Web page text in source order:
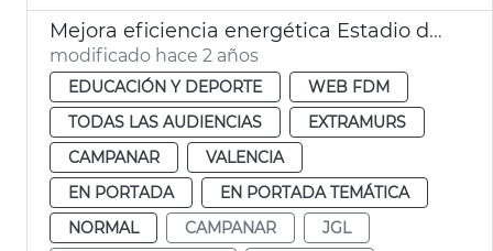
Mejora eficiencia energética Estadio del Turia
modificado hace 2 años
EDUCACIÓN Y DEPORTE
WEB FDM
TODAS LAS AUDIENCIAS
EXTRAMURS
CAMPANAR
VALENCIA
EN PORTADA
EN PORTADA TEMÁTICA
NORMAL
CAMPANAR
JGL